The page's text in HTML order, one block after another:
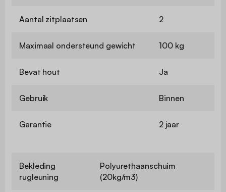
Aantal zitplaatsen 2
Maximaal ondersteund gewicht 100 kg
Bevat hout Ja
Gebruik Binnen
Garantie 2 jaar
Bekleding
rugleuning
Polyurethaanschuim
(20kg/m3)